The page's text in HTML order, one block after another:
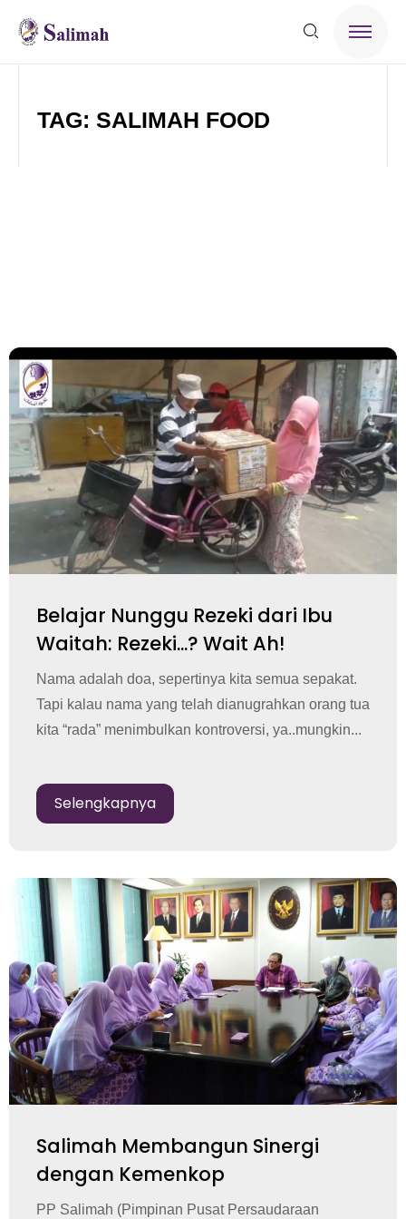
TAG: SALIMAH FOOD
Belajar Nunggu Rezeki dari Ibu
Waitah: Rezeki...? Wait Ah!
Nama adalah doa, sepertinya kita semua sepakat.
Tapi kalau nama yang telah dianugrahkan orang tua
kita “rada” menimbulkan kontroversi, ya..mungkin...
Selengkapnya
Salimah Membangun Sinergi
dengan Kemenkop
PP Salimah (Pimpinan Pusat Persaudaraan